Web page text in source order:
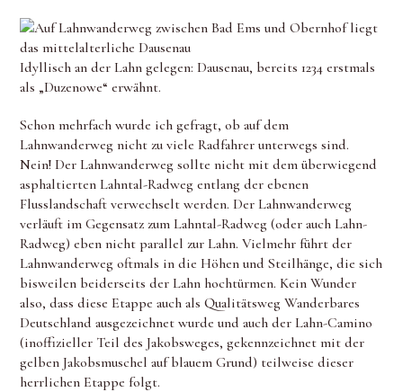
Idyllisch an der Lahn gelegen: Dausenau, bereits 1234 erstmals
als „Duzenowe“ erwähnt.
Schon mehrfach wurde ich gefragt, ob auf dem
Lahnwanderweg nicht zu viele Radfahrer unterwegs sind.
Nein! Der Lahnwanderweg sollte nicht mit dem überwiegend
asphaltierten Lahntal-Radweg entlang der ebenen
Flusslandschaft verwechselt werden. Der Lahnwanderweg
verläuft im Gegensatz zum Lahntal-Radweg (oder auch Lahn-
Radweg) eben nicht parallel zur Lahn. Vielmehr führt der
Lahnwanderweg oftmals in die Höhen und Steilhänge, die sich
bisweilen beiderseits der Lahn hochtürmen. Kein Wunder
also, dass diese Etappe auch als Qualitätsweg Wanderbares
Deutschland ausgezeichnet wurde und auch der Lahn-Camino
(inoffizieller Teil des Jakobsweges, gekennzeichnet mit der
gelben Jakobsmuschel auf blauem Grund) teilweise dieser
herrlichen Etappe folgt.